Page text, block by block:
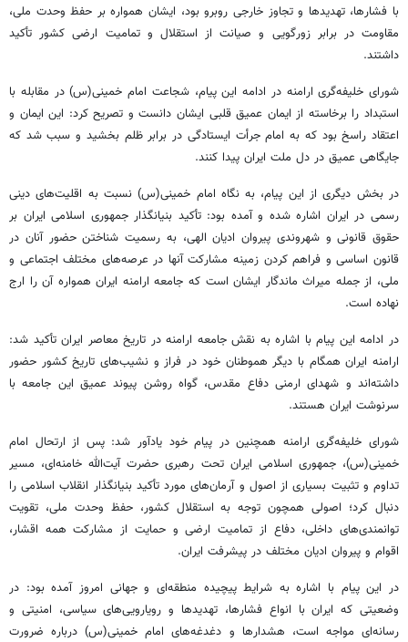
با فشارها، تهدیدها و تجاوز خارجی روبرو بود، ایشان همواره بر حفظ وحدت ملی،
مقاومت در برابر زورگویی و صیانت از استقلال و تمامیت ارضی کشور تأکید
داشتند.
شورای خلیفه‌گری ارامنه در ادامه این پیام، شجاعت امام خمینی(س) در مقابله با
استبداد را برخاسته از ایمان عمیق قلبی ایشان دانست و تصریح کرد: این ایمان و
اعتقاد راسخ بود که به امام جرأت ایستادگی در برابر ظلم بخشید و سبب شد که
جایگاهی عمیق در دل ملت ایران پیدا کنند.
در بخش دیگری از این پیام، به نگاه امام خمینی(س) نسبت به اقلیت‌های دینی
رسمی در ایران اشاره شده و آمده بود: تأکید بنیانگذار جمهوری اسلامی ایران بر
حقوق قانونی و شهروندی پیروان ادیان الهی، به رسمیت شناختن حضور آنان در
قانون اساسی و فراهم کردن زمینه مشارکت آنها در عرصه‌های مختلف اجتماعی و
ملی، از جمله میراث ماندگار ایشان است که جامعه ارامنه ایران همواره آن را ارج
نهاده است.
در ادامه این پیام با اشاره به نقش جامعه ارامنه در تاریخ معاصر ایران تأکید شد:
ارامنه ایران همگام با دیگر هموطنان خود در فراز و نشیب‌های تاریخ کشور حضور
داشته‌اند و شهدای ارمنی دفاع مقدس، گواه روشن پیوند عمیق این جامعه با
سرنوشت ایران هستند.
شورای خلیفه‌گری ارامنه همچنین در پیام خود یادآور شد: پس از ارتحال امام
خمینی(س)، جمهوری اسلامی ایران تحت رهبری حضرت آیت‌الله خامنه‌ای، مسیر
تداوم و تثبیت بسیاری از اصول و آرمان‌های مورد تأکید بنیانگذار انقلاب اسلامی را
دنبال کرد؛ اصولی همچون توجه به استقلال کشور، حفظ وحدت ملی، تقویت
توانمندی‌های داخلی، دفاع از تمامیت ارضی و حمایت از مشارکت همه اقشار،
اقوام و پیروان ادیان مختلف در پیشرفت ایران.
در این پیام با اشاره به شرایط پیچیده منطقه‌ای و جهانی امروز آمده بود: در
وضعیتی که ایران با انواع فشارها، تهدیدها و رویارویی‌های سیاسی، امنیتی و
رسانه‌ای مواجه است، هشدارها و دغدغه‌های امام خمینی(س) درباره ضرورت